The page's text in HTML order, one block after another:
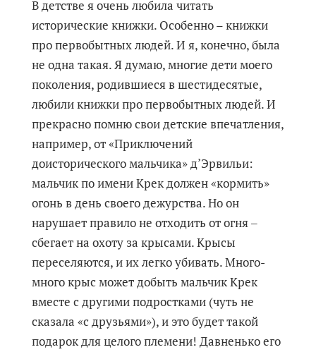
В детстве я очень любила читать
исторические книжки. Особенно – книжки
про первобытных людей. И я, конечно, была
не одна такая. Я думаю, многие дети моего
поколения, родившиеся в шестидесятые,
любили книжки про первобытных людей. И
прекрасно помню свои детские впечатления,
например, от «Приключений
доисторического мальчика» д’Эрвильи:
мальчик по имени Крек должен «кормить»
огонь в день своего дежурства. Но он
нарушает правило не отходить от огня ‒
сбегает на охоту за крысами. Крысы
переселяются, и их легко убивать. Много-
много крыс может добыть мальчик Крек
вместе с другими подростками (чуть не
сказала «с друзьями»), и это будет такой
подарок для целого племени! Давненько его